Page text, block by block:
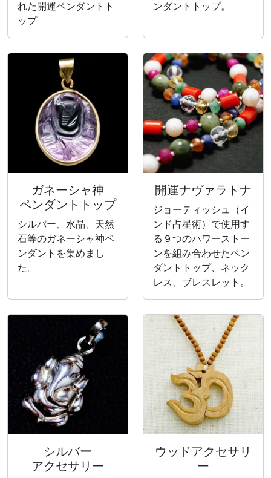
れた開運ペンダントト
ップ
ンダントトップ。
ガネーシャ神
ペンダントトップ
シルバー、水晶、天然
石等のガネーシャ神ペ
ンダントを集めまし
た。
開運ナヴァラトナ
ジョーティッシュ（イ
ンド占星術）で使用す
る９つのパワーストー
ンを組み合わせたペン
ダントトップ、ネック
レス、ブレスレット。
シルバー
アクセサリー
ウッドアクセサリ
ー